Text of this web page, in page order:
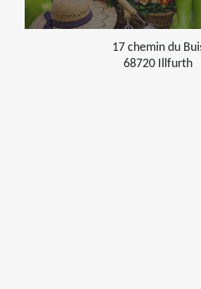
17 chemin du
68720 Illfurth